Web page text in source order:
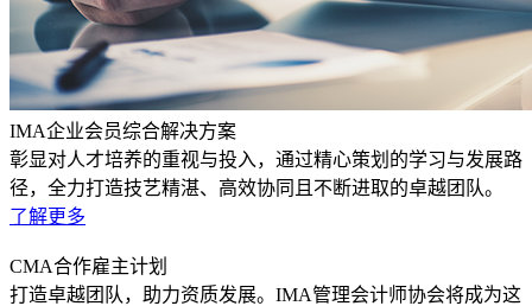
IMA企业会员综合解决方案
彰显对人才培养的重视与投入，通过精心策划的学习与发展路
径，全力打造技艺精湛、高效协同且不断进取的卓越团队。
了解更多
CMA合作雇主计划
打造卓越团队，助力资质发展。IMA管理会计师协会将成为这